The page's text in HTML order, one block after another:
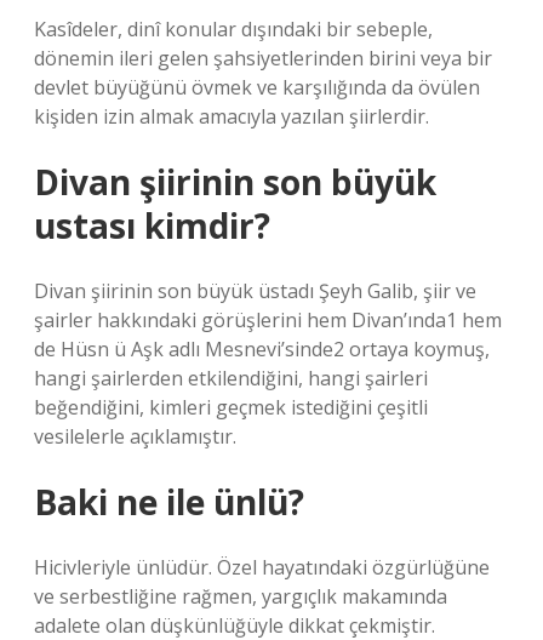
Kasîdeler, dinî konular dışındaki bir sebeple,
dönemin ileri gelen şahsiyetlerinden birini veya bir
devlet büyüğünü övmek ve karşılığında da övülen
kişiden izin almak amacıyla yazılan şiirlerdir.
Divan şiirinin son büyük
ustası kimdir?
Divan şiirinin son büyük üstadı Şeyh Galib, şiir ve
şairler hakkındaki görüşlerini hem Divan’ında1 hem
de Hüsn ü Aşk adlı Mesnevi’sinde2 ortaya koymuş,
hangi şairlerden etkilendiğini, hangi şairleri
beğendiğini, kimleri geçmek istediğini çeşitli
vesilelerle açıklamıştır.
Baki ne ile ünlü?
Hicivleriyle ünlüdür. Özel hayatındaki özgürlüğüne
ve serbestliğine rağmen, yargıçlık makamında
adalete olan düşkünlüğüyle dikkat çekmiştir.